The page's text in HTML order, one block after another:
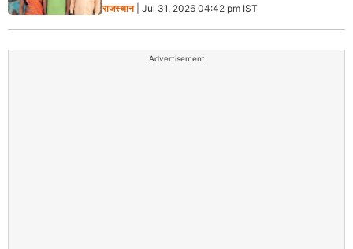
राजस्थान| Jul 31, 2026 04:42 pm IST
Advertisement